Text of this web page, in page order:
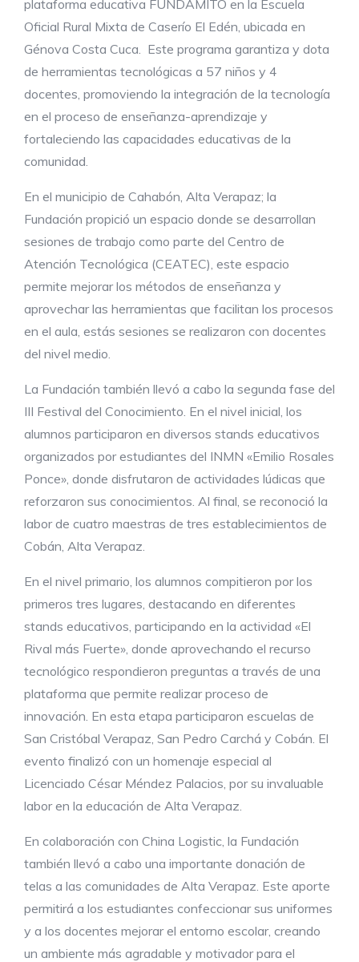
plataforma educativa FUNDAMITO en la Escuela
Oficial Rural Mixta de Caserío El Edén, ubicada en
Génova Costa Cuca. Este programa garantiza y dota
de herramientas tecnológicas a 57 niños y 4
docentes, promoviendo la integración de la tecnología
en el proceso de enseñanza-aprendizaje y
fortaleciendo las capacidades educativas de la
comunidad.
En el municipio de Cahabón, Alta Verapaz; la
Fundación propició un espacio donde se desarrollan
sesiones de trabajo como parte del Centro de
Atención Tecnológica (CEATEC), este espacio
permite mejorar los métodos de enseñanza y
aprovechar las herramientas que facilitan los procesos
en el aula, estás sesiones se realizaron con docentes
del nivel medio.
La Fundación también llevó a cabo la segunda fase del
III Festival del Conocimiento. En el nivel inicial, los
alumnos participaron en diversos stands educativos
organizados por estudiantes del INMN «Emilio Rosales
Ponce», donde disfrutaron de actividades lúdicas que
reforzaron sus conocimientos. Al final, se reconoció la
labor de cuatro maestras de tres establecimientos de
Cobán, Alta Verapaz.
En el nivel primario, los alumnos compitieron por los
primeros tres lugares, destacando en diferentes
stands educativos, participando en la actividad «El
Rival más Fuerte», donde aprovechando el recurso
tecnológico respondieron preguntas a través de una
plataforma que permite realizar proceso de
innovación. En esta etapa participaron escuelas de
San Cristóbal Verapaz, San Pedro Carchá y Cobán. El
evento finalizó con un homenaje especial al
Licenciado César Méndez Palacios, por su invaluable
labor en la educación de Alta Verapaz.
En colaboración con China Logistic, la Fundación
también llevó a cabo una importante donación de
telas a las comunidades de Alta Verapaz. Este aporte
permitirá a los estudiantes confeccionar sus uniformes
y a los docentes mejorar el entorno escolar, creando
un ambiente más agradable y motivador para el